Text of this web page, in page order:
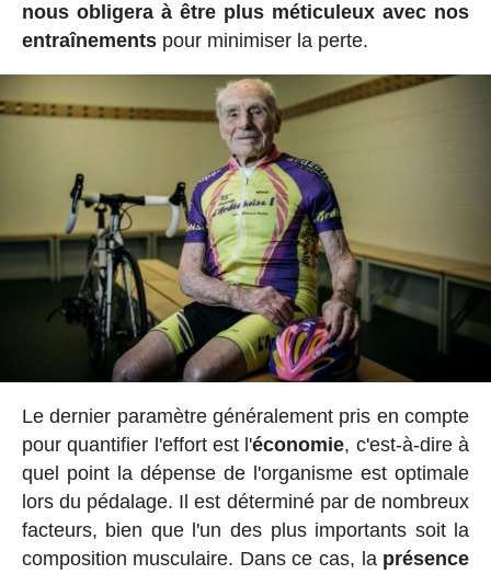
nous obligera à être plus méticuleux avec nos
entraînementspour minimiser la perte.
Le dernier paramètre généralement pris en compte
pour quantifier l'effort est l'économie, c'est-à-dire à
quel point la dépense de l'organisme est optimale
lors du pédalage. Il est déterminé par de nombreux
facteurs, bien que l'un des plus importants soit la
composition musculaire. Dans ce cas, la présence